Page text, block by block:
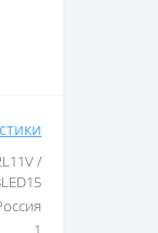
/